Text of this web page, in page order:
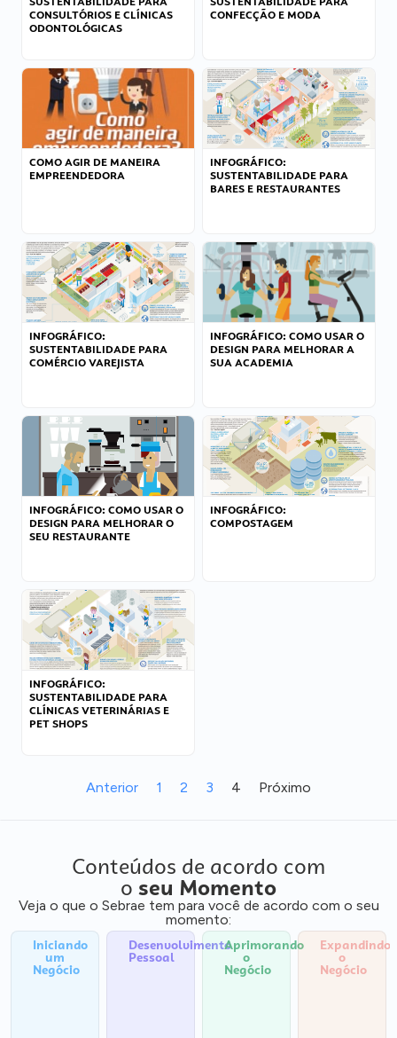
CONSULTÓRIOS E CLÍNICAS
ODONTOLÓGICAS
CONFECÇÃO E MODA
COMO AGIR DE MANEIRA
EMPREENDEDORA
INFOGRÁFICO:
SUSTENTABILIDADE PARA
BARES E RESTAURANTES
INFOGRÁFICO:
SUSTENTABILIDADE PARA
COMÉRCIO VAREJISTA
INFOGRÁFICO: COMO USAR O
DESIGN PARA MELHORAR A
SUA ACADEMIA
INFOGRÁFICO: COMO USAR O
DESIGN PARA MELHORAR O
SEU RESTAURANTE
INFOGRÁFICO:
COMPOSTAGEM
INFOGRÁFICO:
SUSTENTABILIDADE PARA
CLÍNICAS VETERINÁRIAS E
PET SHOPS
Anterior 1 2 3 4 Próximo
Conteúdos de acordo com
o seu Momento
Veja o que o Sebrae tem para você de acordo com o seu
momento:
Iniciando
um
Negócio
Desenvolvimento
Pessoal
Aprimorando
o
Negócio
Expandindo
o
Negócio